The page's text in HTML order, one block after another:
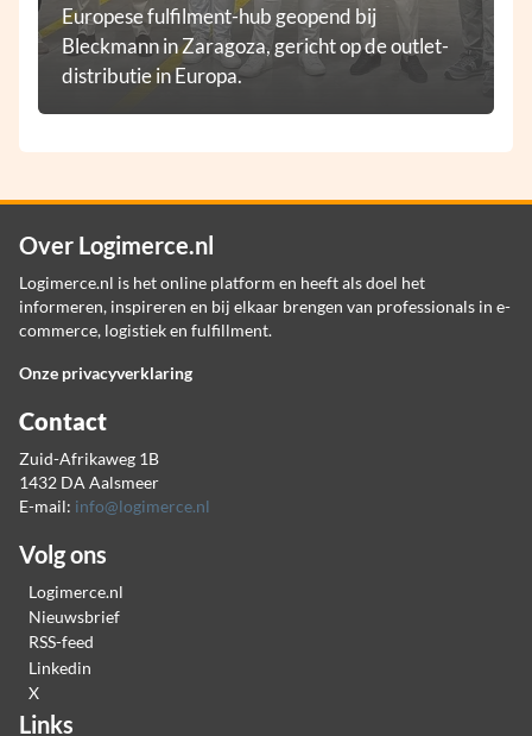
Europese fulfilment-hub geopend bij
Bleckmann in Zaragoza, gericht op de outlet-
distributie in Europa.
Over Logimerce.nl
Logimerce.nl is het online platform en heeft als doel het
informeren, inspireren en bij elkaar brengen van professionals in e-
commerce, logistiek en fulfillment.
Onze privacyverklaring
Contact
Zuid-Afrikaweg 1B
1432 DA Aalsmeer
E-mail: info@logimerce.nl
Volg ons
Logimerce.nl
Nieuwsbrief
RSS-feed
Linkedin
X
Links